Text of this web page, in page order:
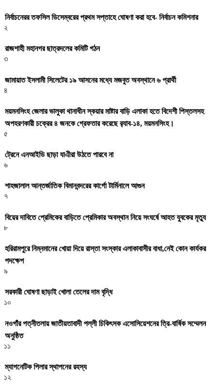
নির্বাচনেরর তফসিল ডিসেম্বরের প্রথম সপ্তাহে ঘোষণা করা হবে- নির্বাচন কমিশনার
২
রাজশাহী মহানগর ছাত্রদলের কমিটি গঠন
৩
জামায়াত ইসলামী সিলেটের ১৯ আসনের মধ্যে মজবুত অবস্থানে ৬ প্রার্থী
৪
ময়মনসিংহ জেলার ভালুকা থানাধীন স্কয়ার মাষ্টার বাড়ি এলাকা হতে বিদেশী পিস্তলসহ
অপহরণকারী চক্রের ৪ জনকে গ্রেফতার করেছে র‌্যাব-১৪, ময়মনসিংহ।
৫
ট্রেনে এনআইডি ছাড়া যাএীরা উঠতে পারবে না
৬
শাহজালাল আন্তর্জাতিক বিমানবন্দরের কার্গো টার্মিনালে আগুন
৭
বিয়ের দাবিতে প্রেমিকের বাড়িতে প্রেমিকার অবস্থান নিয়ে সংঘর্ষে আহত যুবকের মৃত্যু
৮
হরিরামপুরে নিম্নমানের খোয়া দিয়ে রাস্তা সংস্কার এলাকাবাসীর বাধা,নেই কোন কার্যকর
পদক্ষেপ
৯
সরকারী ঘােষণা ছাড়াই খােলা তেলের দাম বৃদ্ধি
১০
নওগাঁর পত্নীতলায় জাতীয়তাবাদী পল্লী চিকিৎসক এসোসিয়েশনের ত্রি-বার্ষিক সম্মেলন
অনুষ্ঠিত
১১
ম্যাগনেটিক পিলার স্থাপনের রহস্য
১২